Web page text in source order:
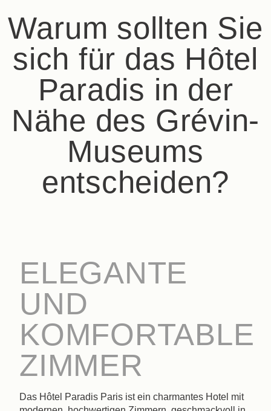
Warum sollten Sie
sich für das Hôtel
Paradis in der
Nähe des Grévin-
Museums
entscheiden?
ELEGANTE
UND
KOMFORTABLE
ZIMMER
Das Hôtel Paradis Paris ist ein charmantes Hotel mit